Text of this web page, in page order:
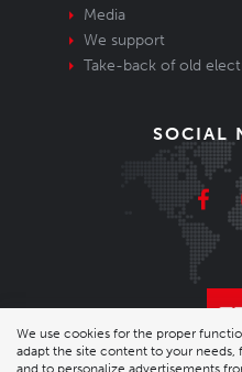
Media
We support
Take-back of old
SOCIAL
© 2026 Enika.cz s.r.o.
We use cookies for the proper
adapt the site content to your needs,
and to personalize advertisements